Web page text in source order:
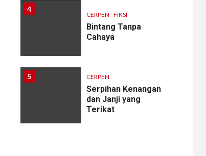
4
CERPEN FIKSI
Bintang Tanpa
Cahaya
5 CERPEN
Serpihan Kenangan
dan Janji yang
Terikat